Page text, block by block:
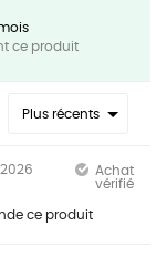
ce produit
Plus récents
Achat
vérifié
ce produit